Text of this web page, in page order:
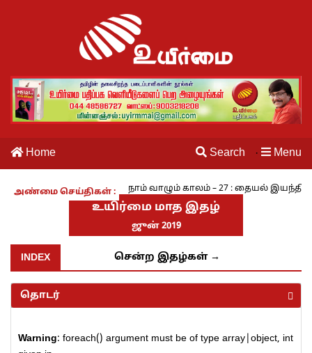
Home Search · Menu
அண்மை செய்திகள் :
- அ.ராமசாமி நாம் வாழும் காலம் – 27 : தையல்
உயிர்மை மாத இதழ்
ஜுன் 2019
INDEX சென்ற இதழ்கள் →
தொடர்
Warning: foreach() argument must be of type array|object, int